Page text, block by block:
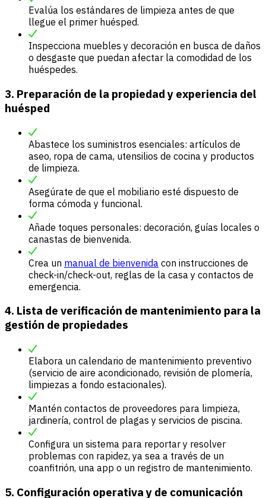
Evalúa los estándares de limpieza antes de que
llegue el primer huésped.
Inspecciona muebles y decoración en busca de daños
o desgaste que puedan afectar la comodidad de los
huéspedes.
3. Preparación de la propiedad y experiencia del
huésped
Abastece los suministros esenciales: artículos de
aseo, ropa de cama, utensilios de cocina y productos
de limpieza.
Asegúrate de que el mobiliario esté dispuesto de
forma cómoda y funcional.
Añade toques personales: decoración, guías locales o
canastas de bienvenida.
Crea un manual de bienvenida con instrucciones de
check-in/check-out, reglas de la casa y contactos de
emergencia.
4. Lista de verificación de mantenimiento para la
gestión de propiedades
Elabora un calendario de mantenimiento preventivo
(servicio de aire acondicionado, revisión de plomería,
limpiezas a fondo estacionales).
Mantén contactos de proveedores para limpieza,
jardinería, control de plagas y servicios de piscina.
Configura un sistema para reportar y resolver
problemas con rapidez, ya sea a través de un
coanfitrión, una app o un registro de mantenimiento.
5. Configuración operativa y de comunicación